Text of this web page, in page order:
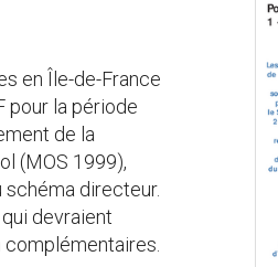
en Île-de-France
pour la période
de la
(MOS 1999),
directeur.
devraient